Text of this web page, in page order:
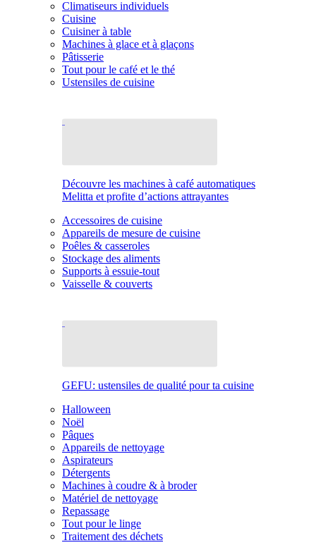
Climatiseurs individuels
Cuisine
Cuisiner à table
Machines à glace et à glaçons
Pâtisserie
Tout pour le café et le thé
Ustensiles de cuisine
Découvre les machines à café automatiques
Melitta et profite d’actions attrayantes
Accessoires de cuisine
Appareils de mesure de cuisine
Poêles & casseroles
Stockage des aliments
Supports à essuie-tout
Vaisselle & couverts
GEFU: ustensiles de qualité pour ta cuisine
Halloween
Noël
Pâques
Appareils de nettoyage
Aspirateurs
Détergents
Machines à coudre & à broder
Matériel de nettoyage
Repassage
Tout pour le linge
Traitement des déchets